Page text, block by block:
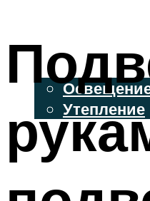
ОСВЕЩЕНИЕ
Утепление
ДЕКОР
МЕНЮ